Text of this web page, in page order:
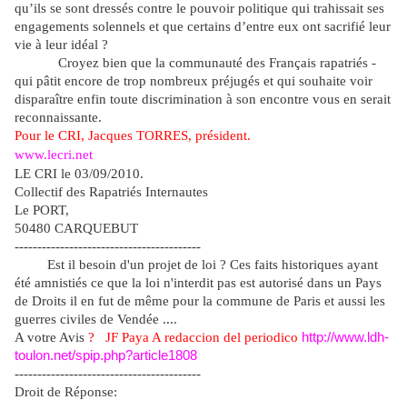
qu’ils se sont dressés contre le pouvoir politique qui trahissait ses
engagements solennels et que certains d’entre eux ont sacrifié leur
vie à leur idéal ?
Croyez bien que la communauté des Français rapatriés -
qui pâtit encore de trop nombreux préjugés et qui souhaite voir
disparaître enfin toute discrimination à son encontre vous en serait
reconnaissante.
Pour le CRI, Jacques TORRES, président.
www.lecri.net
LE CRI le 03/09/2010.
Collectif des Rapatriés Internautes
Le PORT,
50480 CARQUEBUT
-----------------------------------------
Est il besoin d'un projet de loi ? Ces faits historiques ayant
été amnistiés ce que la loi n'interdit pas est autorisé dans un Pays
de Droits il en fut de même pour la commune de Paris et aussi les
guerres civiles de Vendée ....
A votre Avis ? JF Paya A redaccion del periodico http://www.ldh-
toulon.net/spip.php?article1808
-----------------------------------------
Droit de Réponse: